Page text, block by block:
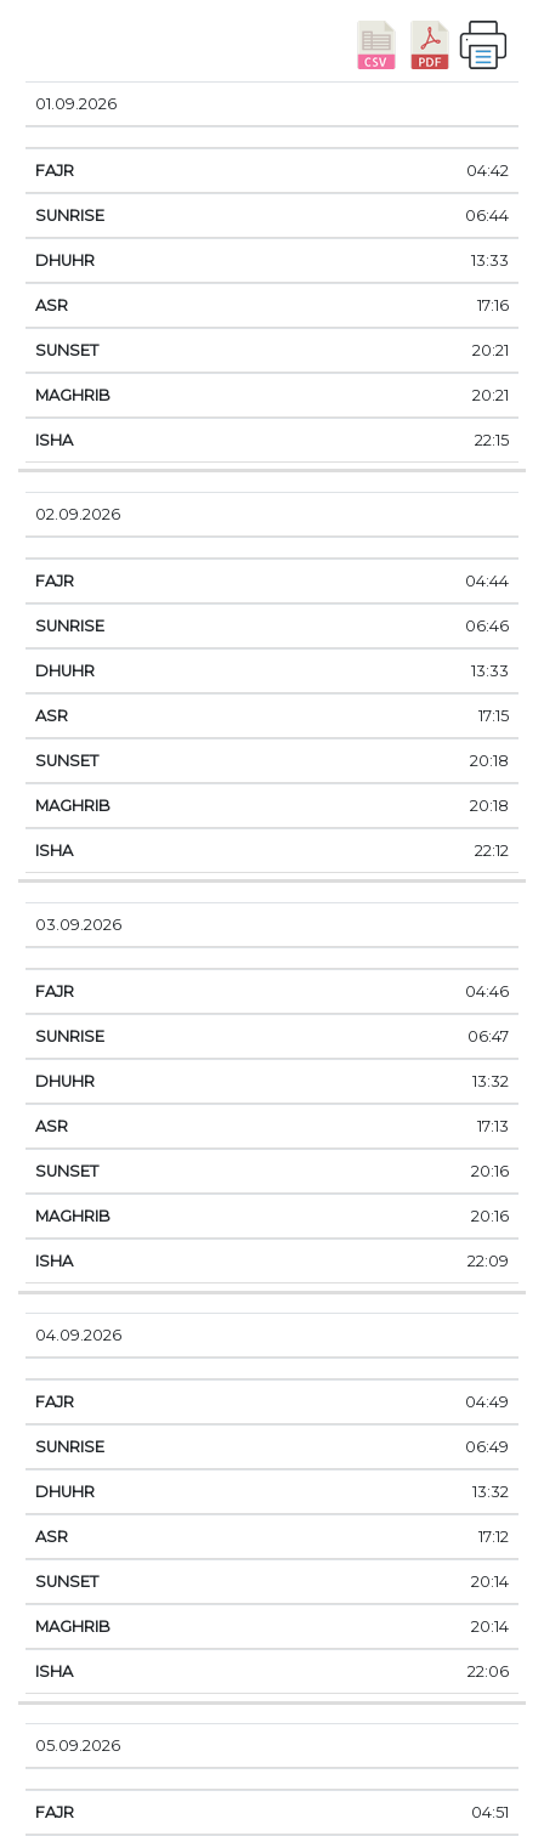
DATUM
01.09.2026
04:42
06:44
13:33
17:16
20:21
20:21
22:15
02.09.2026
04:44
06:46
13:33
17:15
20:18
20:18
22:12
03.09.2026
04:46
06:47
13:32
17:13
20:16
20:16
22:09
04.09.2026
04:49
06:49
13:32
17:12
20:14
20:14
22:06
05.09.2026
04:51